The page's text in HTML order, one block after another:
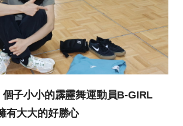
個子小小的霹靂舞運動員B-GIRL
有大大的好勝心